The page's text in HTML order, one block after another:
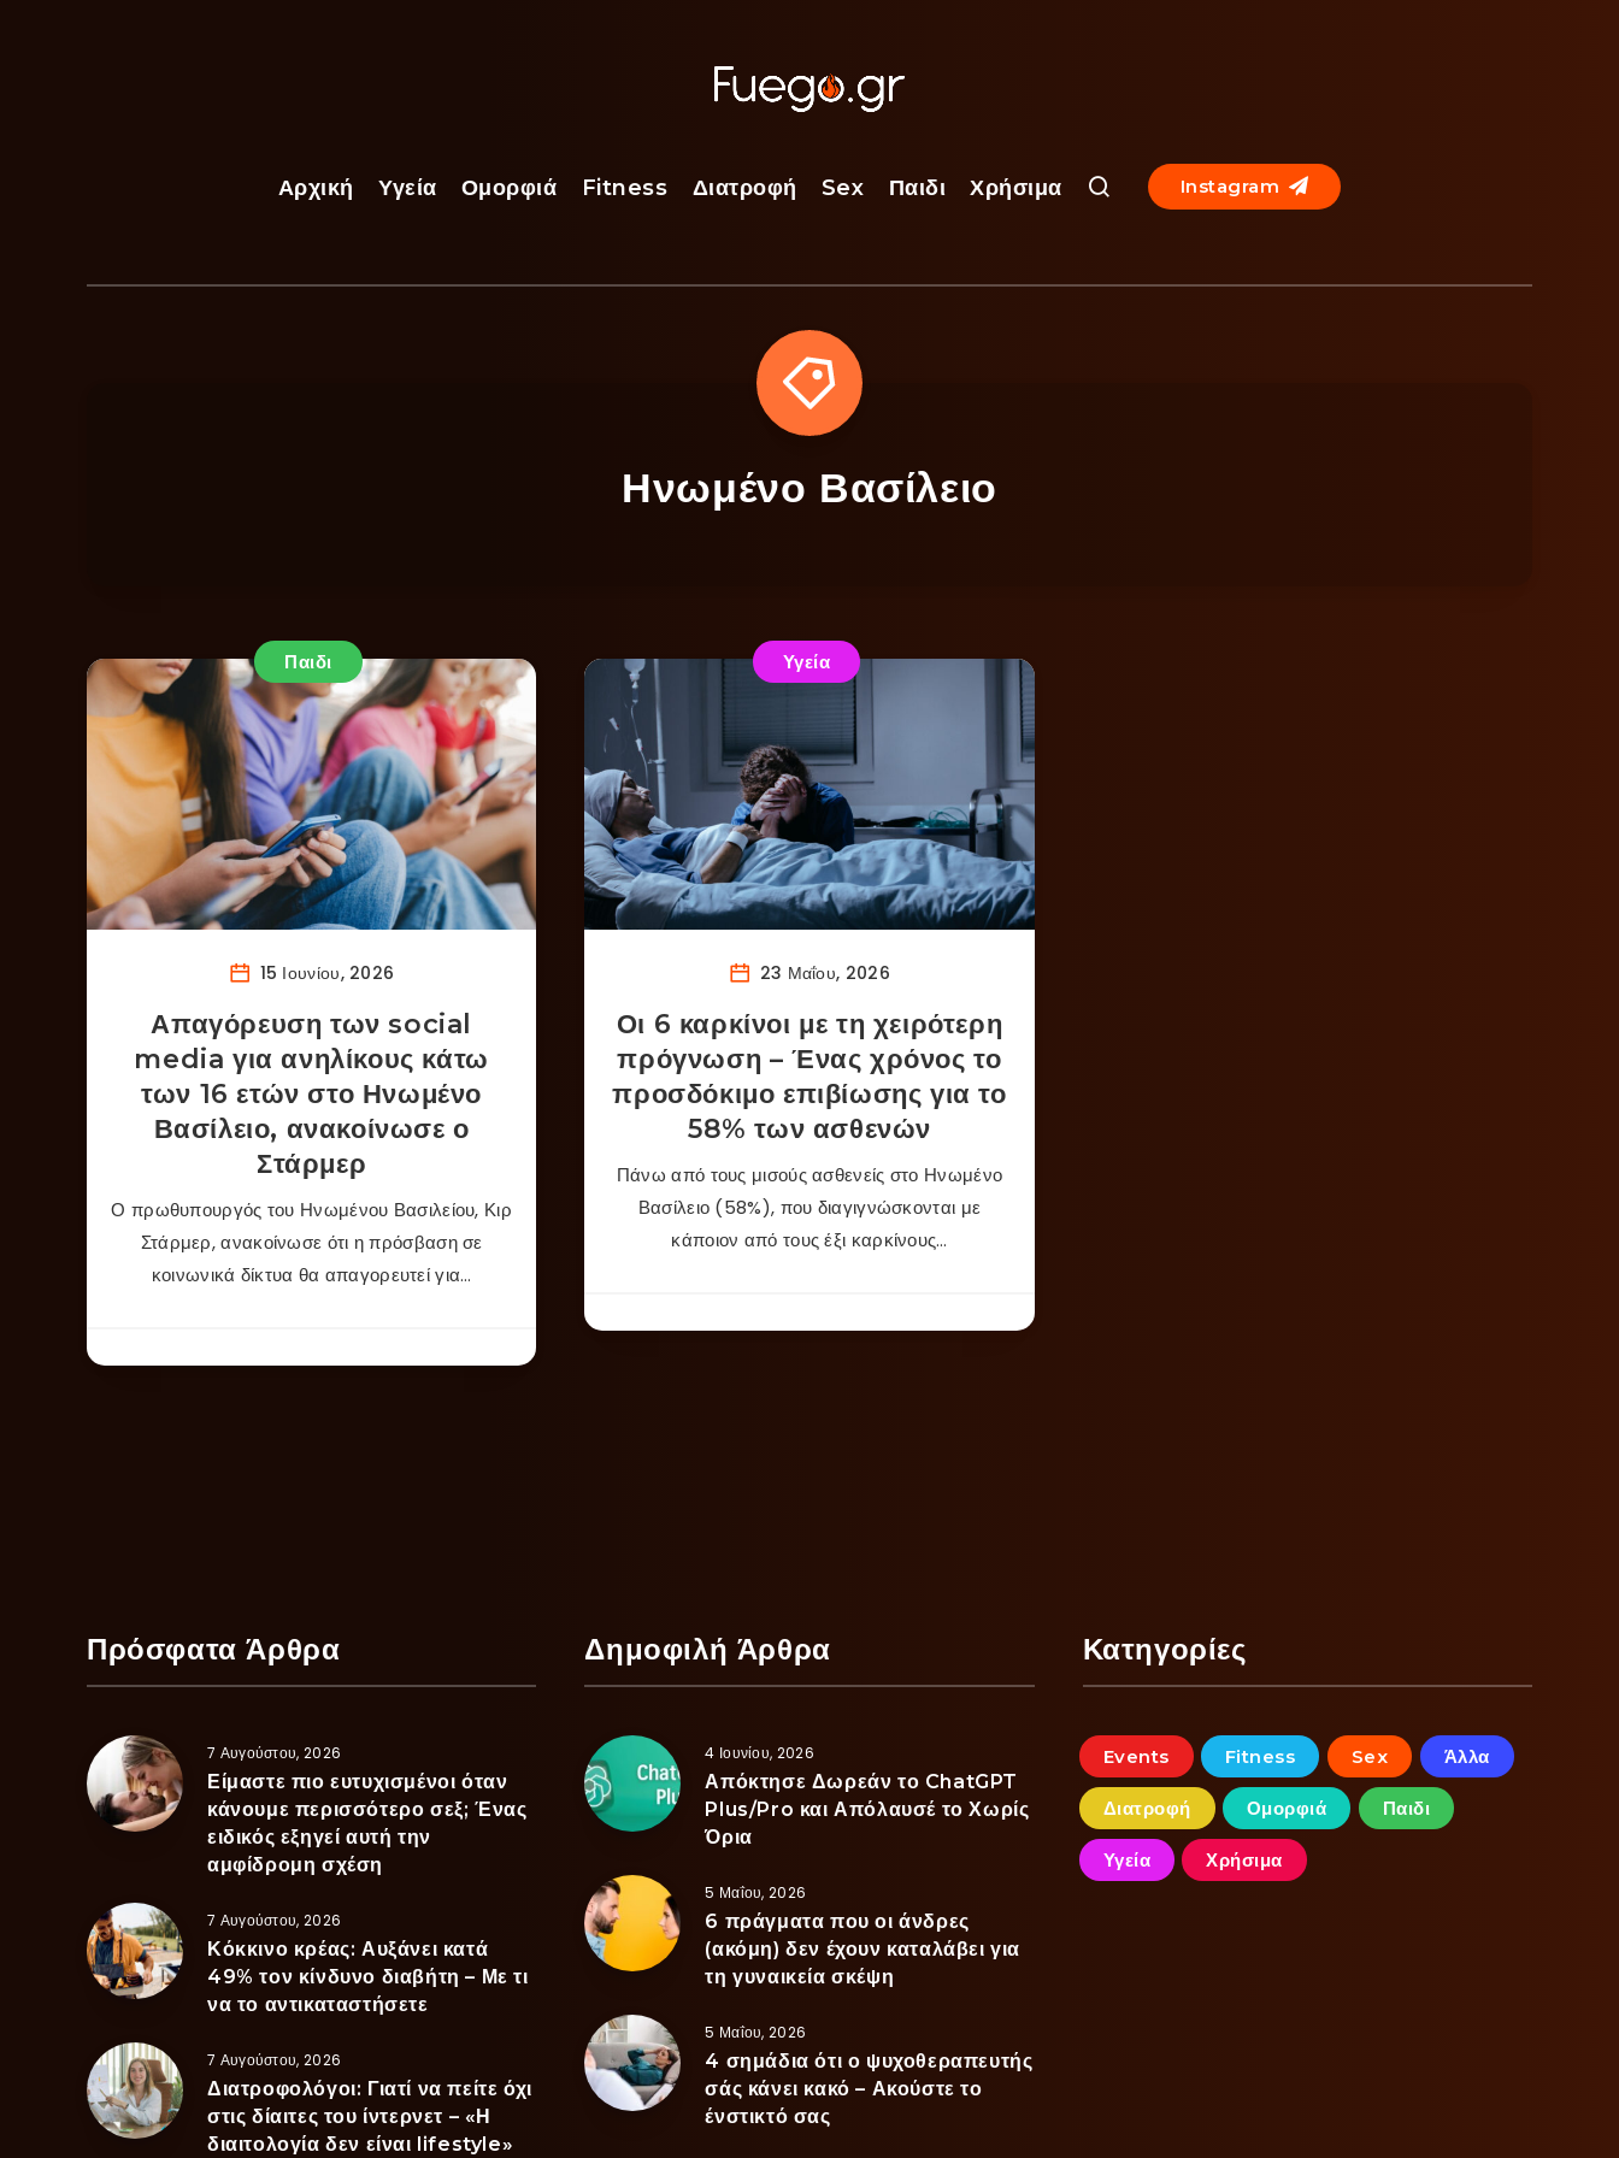
Αρχική Υγεία Ομορφιά Fitness Διατροφή Sex Παιδι Χρήσιμα Instagram
Ηνωμένο Βασίλειο
Παιδι
15 Ιουνίου, 2026
Απαγόρευση των social
media για ανηλίκους κάτω
των 16 ετών στο Ηνωμένο
Βασίλειο, ανακοίνωσε ο
Στάρμερ
Ο πρωθυπουργός του Ηνωμένου Βασιλείου, Κιρ
Στάρμερ, ανακοίνωσε ότι η πρόσβαση σε
κοινωνικά δίκτυα θα απαγορευτεί για…
Υγεία
23 Μαΐου, 2026
Οι 6 καρκίνοι με τη χειρότερη
πρόγνωση – Ένας χρόνος το
προσδόκιμο επιβίωσης για το
58% των ασθενών
Πάνω από τους μισούς ασθενείς στο Ηνωμένο
Βασίλειο (58%), που διαγιγνώσκονται με
κάποιον από τους έξι καρκίνους…
Πρόσφατα Άρθρα
7 Αυγούστου, 2026
Είμαστε πιο ευτυχισμένοι όταν
κάνουμε περισσότερο σεξ; Ένας
ειδικός εξηγεί αυτή την
αμφίδρομη σχέση
7 Αυγούστου, 2026
Κόκκινο κρέας: Αυξάνει κατά
49% τον κίνδυνο διαβήτη – Με τι
να το αντικαταστήσετε
7 Αυγούστου, 2026
Διατροφολόγοι: Γιατί να πείτε όχι
στις δίαιτες του ίντερνετ – «Η
διαιτολογία δεν είναι lifestyle»
Δημοφιλή Άρθρα
4 Ιουνίου, 2026
Απόκτησε Δωρεάν το ChatGPT
Plus/Pro και Απόλαυσέ το Χωρίς
Όρια
5 Μαΐου, 2026
6 πράγματα που οι άνδρες
(ακόμη) δεν έχουν καταλάβει για
τη γυναικεία σκέψη
5 Μαΐου, 2026
4 σημάδια ότι ο ψυχοθεραπευτής
σάς κάνει κακό – Ακούστε το
ένστικτό σας
Κατηγορίες
Events Fitness Sex Άλλα
Διατροφή Ομορφιά Παιδι
Υγεία Χρήσιμα